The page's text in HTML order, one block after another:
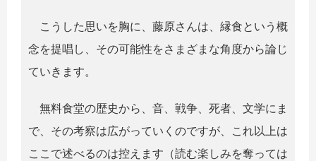
こうした思いを胸に、藤原さんは、縁食という概
念を提唱し、その可能性をさまざまな角度から論じ
ていきます。
無料食堂の歴史から、音、戦争、死者、文学にま
で、その考察は広がっていくのですが、これ以上は
ここで述べるのは控えます（読む楽しみを奪っては